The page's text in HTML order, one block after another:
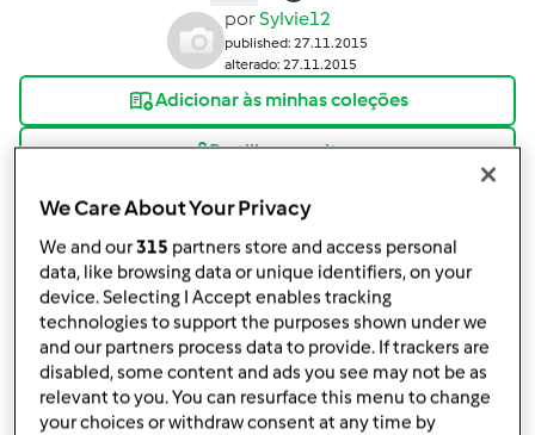
porSylvie12
published: 27.11.2015
alterado: 27.11.2015
Adicionar às minhas coleções
Partilhar receita
Ingredientes
croquetes
We Care About Your Privacy
We and our315 partners store and access personal
data, like browsing data or unique identifiers, on your
device. Selecting I Accept enables tracking
technologies to support the purposes shown under we
and our partners process data to provide. If trackers are
disabled, some content and ads you see may not be as
relevant to you. You can resurface this menu to change
your choices or withdraw consent at any time by